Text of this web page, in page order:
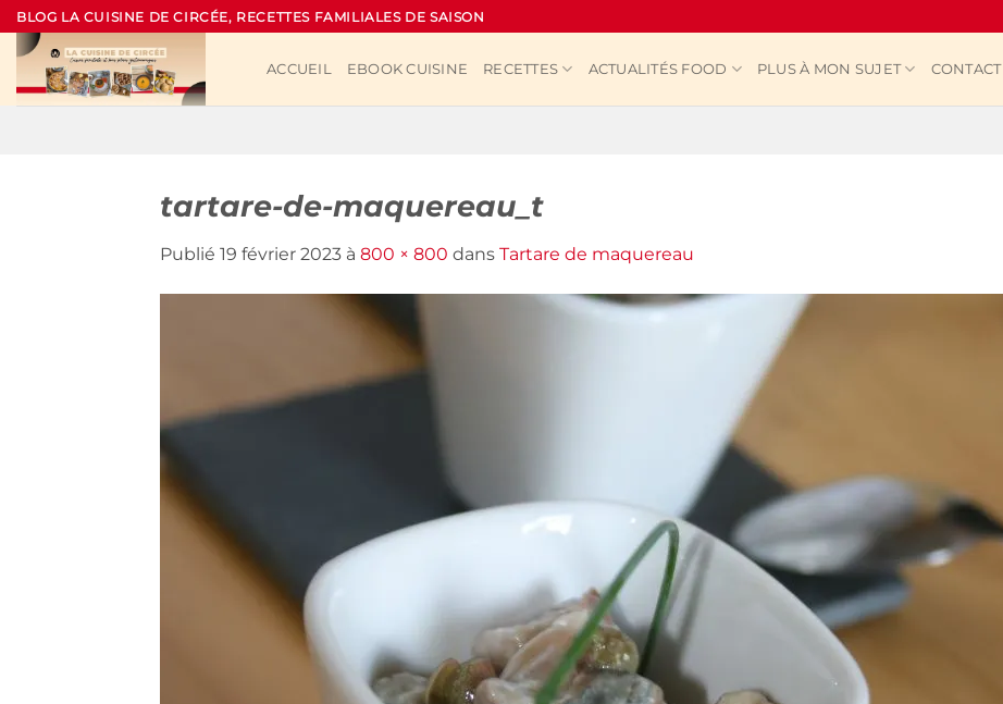
Passer
au
contenu
BLOG LA CUISINE DE CIRCÉE, RECETTES FAMILIALES DE SAISON
ACCUEIL EBOOK CUISINE RECETTES ACTUALITÉS FOOD PLUS À MON SUJET CONTACT
tartare-de-maquereau_t
Publié 19 février 2023 à 800 × 800 dans Tartare de maquereau